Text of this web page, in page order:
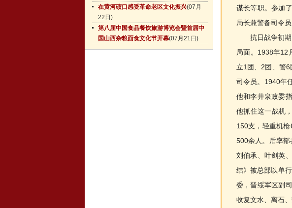
在黄河碛口感受革命老区文化振兴(07月
22日)
第八届中国食品餐饮旅游博览会暨首届中
国山西杂粮面食文化节开幕(07月21日)
谋长等职。参加
局长兼警备司令员
抗日战争初期
局面。1938年12
立1团、2团、警
司令员。1940年
他和李井泉政委
他抓住这一战机
150支，轻重机
500余人。后率
刘伯承、叶剑英
结》被总部以单
委，晋绥军区副
收复文水、离石